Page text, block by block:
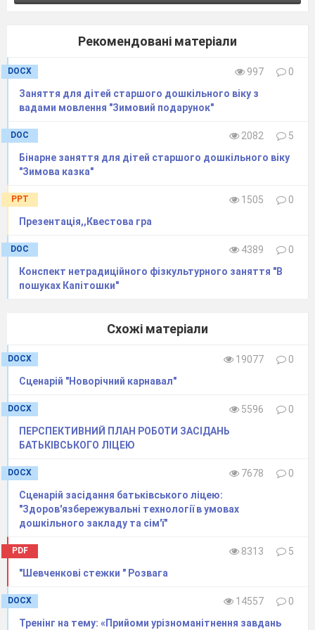
ворогів?
Тож ліси і полонини, і луки, і гай,
І міста розлогі, чисті, знай, дитя, це знай,
Україна наша рідна – це чудовий край.
Пропоную дітям розглянути карту України та
назвати міста, моря, ріки, гори.
Які вірші ви знаєте про Україну?
Вірші дітей.
Це моя Україна.
Степом котиться диво-луна.
Це моя Україна,
Це моя Батьківщина.
Що, як тато і мама, одна.
Батьківщина.
Є у світі небо синє
І гніздечко -
А у кожної людини
Є матуся – Батьківщина.
Вихователь.
Любити Україну означає любити її рідну
Рекомендовані матеріали
DOCX 997
0
Заняття для дітей старшого дошкільного віку з
вадами мовлення "Зимовий подарунок"
DOC 2082
5
Бінарне заняття для дітей старшого дошкільного віку
"Зимова казка"
PPT 1505
0
Презентація,,Квестова гра
DOC 4389
0
Конспект нетрадиційного фізкультурного заняття "В
пошуках Капітошки"
Схожі матеріали
DOCX 19077
0
Сценарій "Новорічний карнавал"
DOCX 5596
0
ПЕРСПЕКТИВНИЙ ПЛАН РОБОТИ ЗАСІДАНЬ
БАТЬКІВСЬКОГО ЛІЦЕЮ
DOCX 7678
0
Сценарій засідання батьківського ліцею:
"Здоров'язбережувальні технології в умовах
дошкільного закладу та сім'ї"
PDF 8313
5
"Шевченкові стежки " Розвага
DOCX 14557
0
Тренінг на тему: «Прийоми урізноманітнення завдань